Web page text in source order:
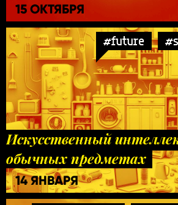
15 ОКТЯБРЯ
#future
Искусственный
обычных предметах
14 ЯНВАРЯ